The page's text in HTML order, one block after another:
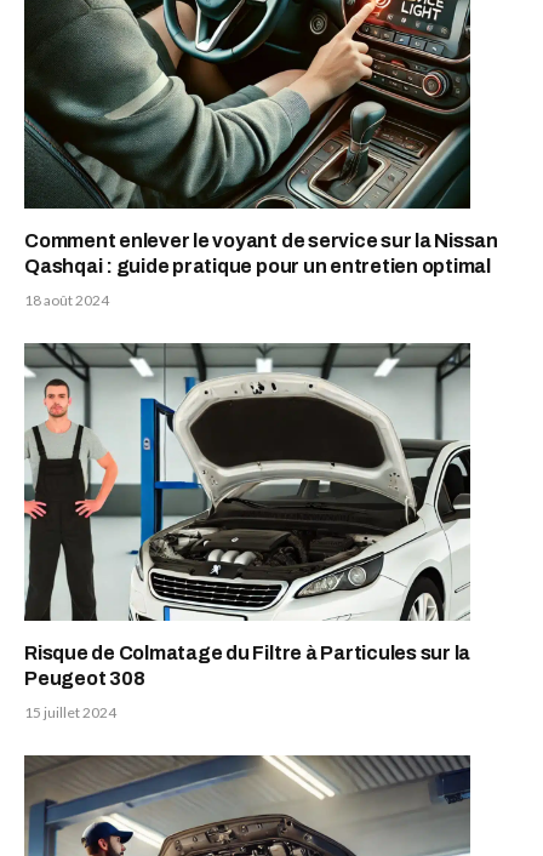
Comment enlever le voyant de service sur la Nissan
Qashqai : guide pratique pour un entretien optimal
18 août 2024
Risque de Colmatage du Filtre à Particules sur la
Peugeot 308
15 juillet 2024